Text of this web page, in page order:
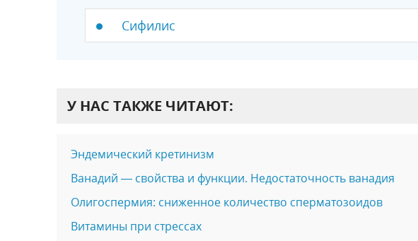
Сифилис
У НАС ТАКЖЕ ЧИТАЮТ:
Эндемический кретинизм
Ванадий — свойства и функции. Недостаточность ванадия
Олигоспермия: сниженное количество сперматозоидов
Витамины при стрессах